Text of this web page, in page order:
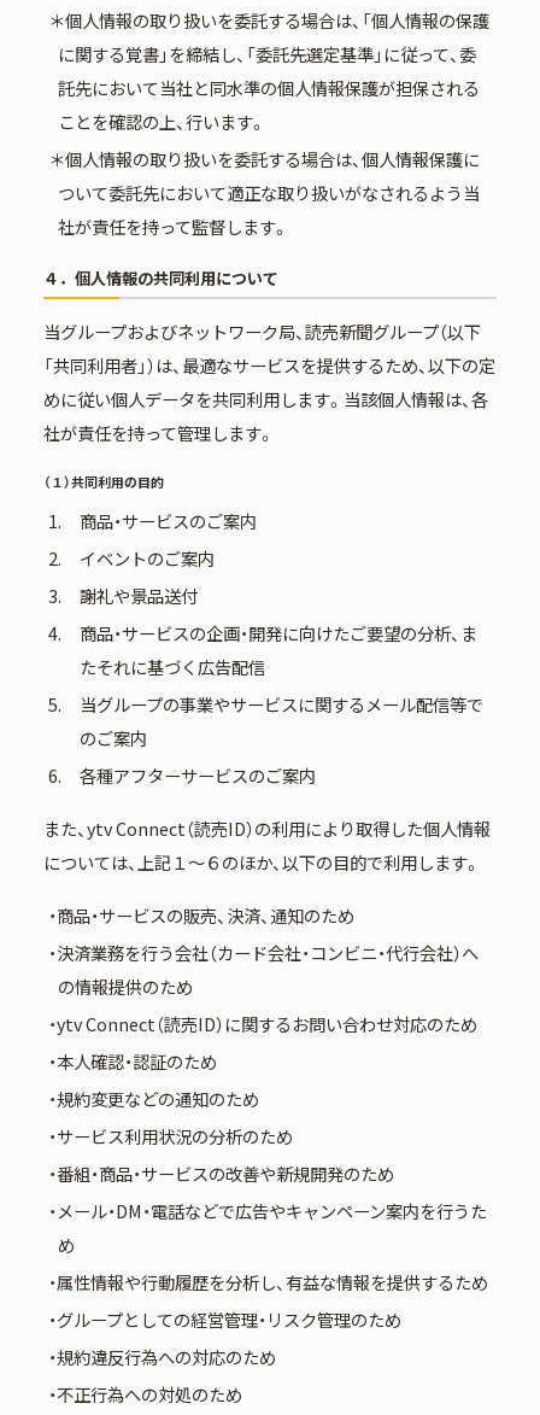
＊個人情報の取り扱いを委託する場合は、「個人情報の保護
に関する覚書」を締結し、「委託先選定基準」に従って、委
託先において当社と同水準の個人情報保護が担保される
ことを確認の上、行います。
＊個人情報の取り扱いを委託する場合は、個人情報保護に
ついて委託先において適正な取り扱いがなされるよう当
社が責任を持って監督します。
４．個人情報の共同利用について
当グループおよびネットワーク局、読売新聞グループ（以下
「共同利用者」）は、最適なサービスを提供するため、以下の定
めに従い個人データを共同利用します。当該個人情報は、各
社が責任を持って管理します。
（１）共同利用の目的
商品・サービスのご案内
イベントのご案内
謝礼や景品送付
商品・サービスの企画・開発に向けたご要望の分析、ま
たそれに基づく広告配信
当グループの事業やサービスに関するメール配信等で
のご案内
各種アフターサービスのご案内
また、ytv Connect（読売ID）の利用により取得した個人情報
については、上記１～６のほか、以下の目的で利用します。
・商品・サービスの販売、決済、通知のため
・決済業務を行う会社（カード会社・コンビニ・代行会社）へ
の情報提供のため
・ytv Connect（読売ID）に関するお問い合わせ対応のため
・本人確認・認証のため
・規約変更などの通知のため
・サービス利用状況の分析のため
・番組・商品・サービスの改善や新規開発のため
・メール・DM・電話などで広告やキャンペーン案内を行うた
め
・属性情報や行動履歴を分析し、有益な情報を提供するため
・グループとしての経営管理・リスク管理のため
・規約違反行為への対応のため
・不正行為への対処のため